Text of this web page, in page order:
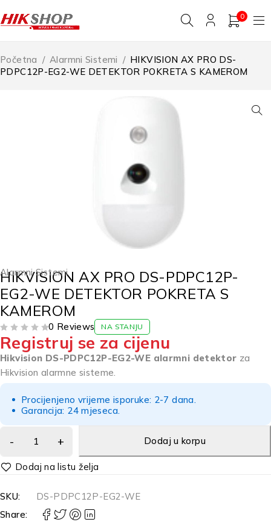
0
Početna / Alarmni Sistemi / HIKVISION AX PRO DS-
PDPC12P-EG2-WE DETEKTOR POKRETA S KAMEROM
Alarmni Sistemi
HIKVISION AX PRO DS-PDPC12P-
EG2-WE DETEKTOR POKRETA S
KAMEROM
0 Reviews NA STANJU
Registruj se za cijenu
Hikvision DS-PDPC12P-EG2-WE alarmni detektor za
Hikvision alarmne sisteme.
Procijenjeno vrijeme isporuke: 2-7 dana.
Garancija: 24 mjeseca.
Dodaj u korpu
Alternative:
SKU:
DS-PDPC12P-EG2-WE
Share: